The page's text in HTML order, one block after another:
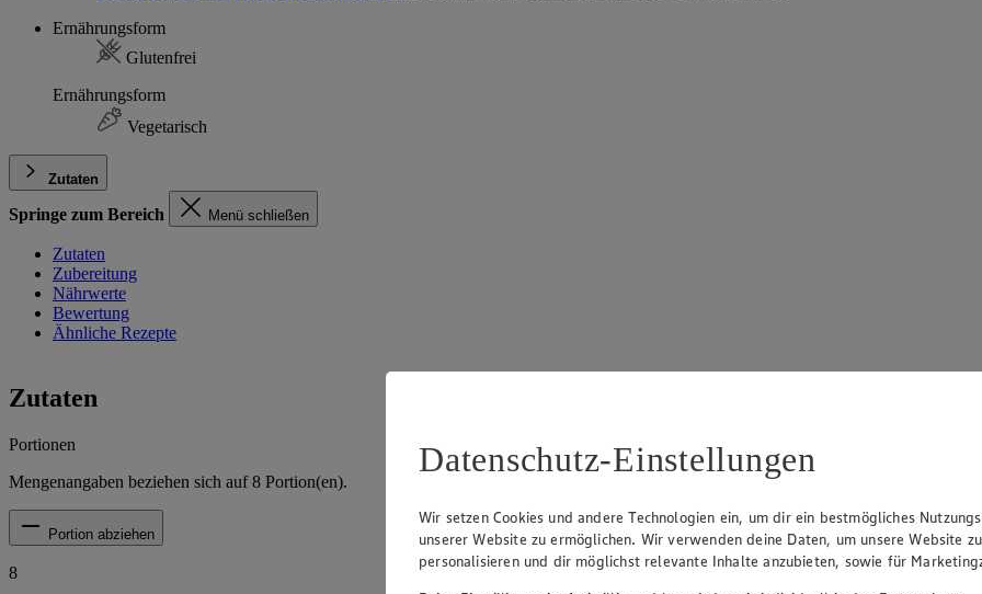
Ernährungsform
Glutenfrei
Ernährungsform
Vegetarisch
Zutaten
Springe zum Bereich Menü schließen
Zutaten
Zubereitung
Nährwerte
Bewertung
Ähnliche Rezepte
Zutaten
Portionen
Mengenangaben beziehen sich auf8 Portion(en).
Portion abziehen
8
Datenschutz-Einstellungen
Wir setzen Cookies und andere Technologien ein, um dir ein bestmögliches
unserer Website zu ermöglichen. Wir verwenden deine Daten, um unsere Website zu
personalisieren und dir möglichst relevante Inhalte anzubieten, sowie für